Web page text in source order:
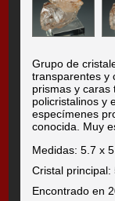
Grupo de
transparentes y
prismas y caras
policristalinos y
especímenes
conocida. Muy
Medidas: 5.7 x
Cristal principal:
Encontrado en